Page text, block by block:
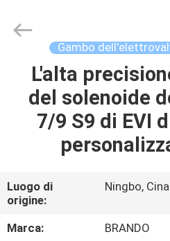
CASA.
PRODOTTI
DI
NOI
Hardware
Gambo
L'alta
del solenoide
7/9 S9 di EVI
Luogo di
origine:
Ningbo, Cina
Marca:
BRANDO